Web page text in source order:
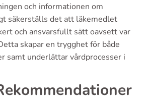
och informationen om
säkerställs det att läkemedlet
och ansvarsfullt sätt oavsett var
skapar en trygghet för både
samt underlättar vårdprocesser i